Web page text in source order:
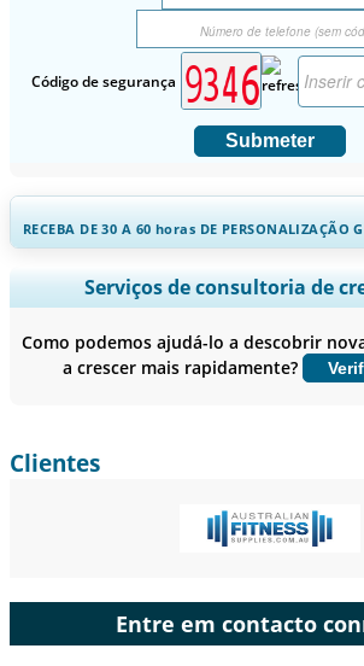
Código de segurança
Submeter
RECEBA DE 30 A 60 horas DE PERSONALIZAÇÃO
Ampliar a cobertura regional e por país,
Perfis de empresas, Benchmarking
Personalizar agora
Serviços de consultoria de
Como podemos ajudá-lo a descobrir
a crescer mais rapidamente?
Clientes
Entre em contacto